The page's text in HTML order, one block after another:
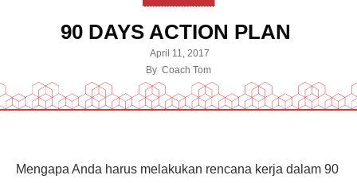
90 DAYS ACTION PLAN
April 11, 2017
By Coach Tom
Mengapa Anda harus melakukan rencana kerja dalam 90